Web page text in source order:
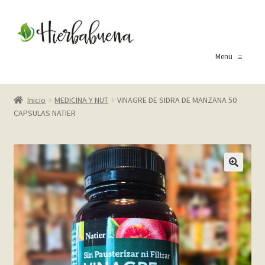
aal
Menu≡
Inicio
About Us
Blog
Carrito
Cart
Checkout
Inicio MEDICINA Y NUT
VINAGRE DE SIDRA DE MANZANA 50
CAPSULAS NATIER